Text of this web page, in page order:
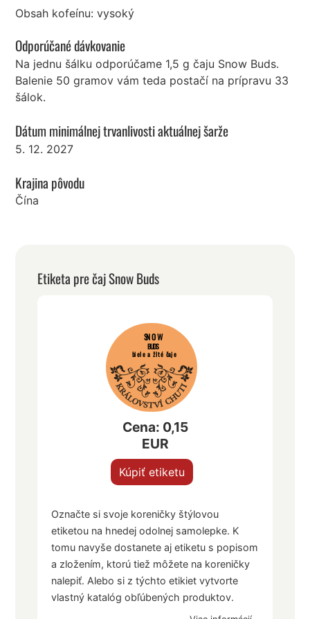
Obsah kofeínu: vysoký
Odporúčané dávkovanie
Na jednu šálku odporúčame 1,5 g čaju Snow Buds.
Balenie 50 gramov vám teda postačí na prípravu 33
šálok.
Dátum minimálnej trvanlivosti aktuálnej šarže
5. 12. 2027
Krajina pôvodu
Čína
Etiketa pre čaj Snow Buds
SNOW
BUDS
biele a žlté čaje
Cena: 0,15
EUR
Kúpiť etiketu
Označte si svoje koreničky štýlovou
etiketou na hnedej odolnej samolepke. K
tomu navyše dostanete aj etiketu s popisom
a zložením, ktorú tiež môžete na koreničky
nalepiť. Alebo si z týchto etikiet vytvorte
vlastný katalóg obľúbených produktov.